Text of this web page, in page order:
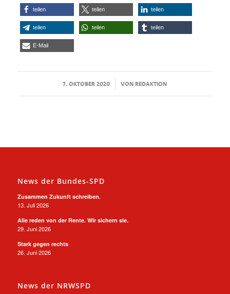
teilen teilen teilen
teilen teilen teilen
E-Mail
7. OKTOBER 2020
/ VONREDAKTION
News der Bundes-SPD
Zusammen Zukunft schreiben.
13. Juli 2026
Alle reden von der Rente. Wir sichern sie.
29. Juni 2026
Stark gegen rechts
26. Juni 2026
News der NRWSPD